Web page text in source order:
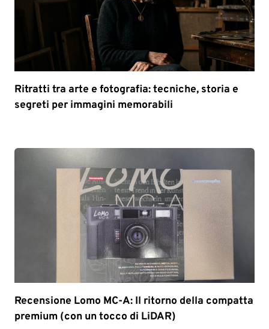
Ritratti tra arte e fotografia: tecniche, storia e
segreti per immagini memorabili
Recensione Lomo MC-A: Il ritorno della compatta
premium (con un tocco di LiDAR)